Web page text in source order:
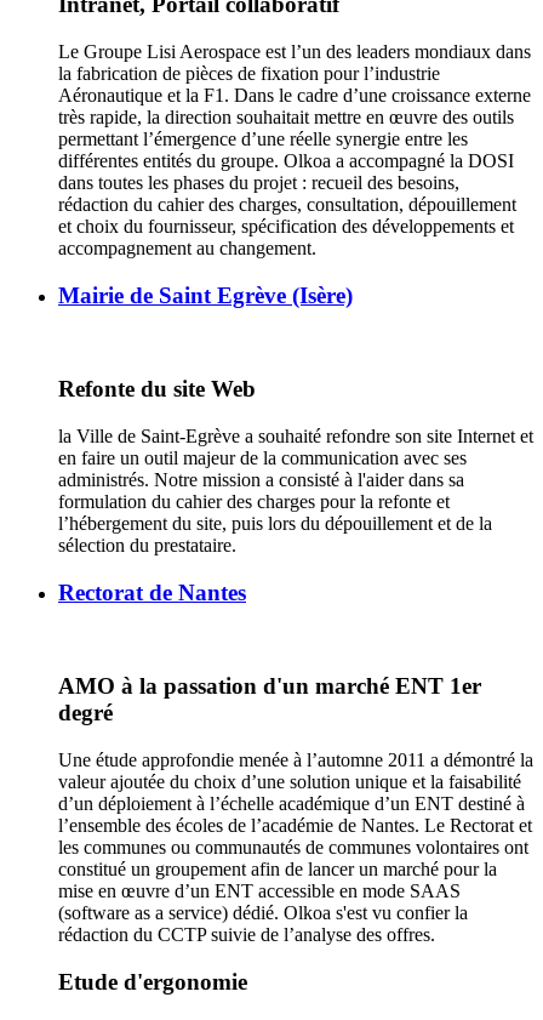
Le Groupe Lisi Aerospace est l’un des leaders mondiaux dans
la fabrication de pièces de fixation pour l’industrie
Aéronautique et la F1. Dans le cadre d’une croissance externe
très rapide, la direction souhaitait mettre en œuvre des outils
permettant l’émergence d’une réelle synergie entre les
différentes entités du groupe. Olkoa a accompagné la DOSI
dans toutes les phases du projet : recueil des besoins,
rédaction du cahier des charges, consultation, dépouillement
et choix du fournisseur, spécification des développements et
accompagnement au changement.
Mairie de Saint Egrève (Isère)
Refonte du site Web
la Ville de Saint-Egrève a souhaité refondre son site Internet et
en faire un outil majeur de la communication avec ses
administrés. Notre mission a consisté à l'aider dans sa
formulation du cahier des charges pour la refonte et
l’hébergement du site, puis lors du dépouillement et de la
sélection du prestataire.
Rectorat de Nantes
AMO à la passation d'un marché ENT 1er
degré
Une étude approfondie menée à l’automne 2011 a démontré la
valeur ajoutée du choix d’une solution unique et la faisabilité
d’un déploiement à l’échelle académique d’un ENT destiné à
l’ensemble des écoles de l’académie de Nantes. Le Rectorat et
les communes ou communautés de communes volontaires ont
constitué un groupement afin de lancer un marché pour la
mise en œuvre d’un ENT accessible en mode SAAS
(software as a service) dédié. Olkoa s'est vu confier la
rédaction du CCTP suivie de l’analyse des offres.
Etude d'ergonomie